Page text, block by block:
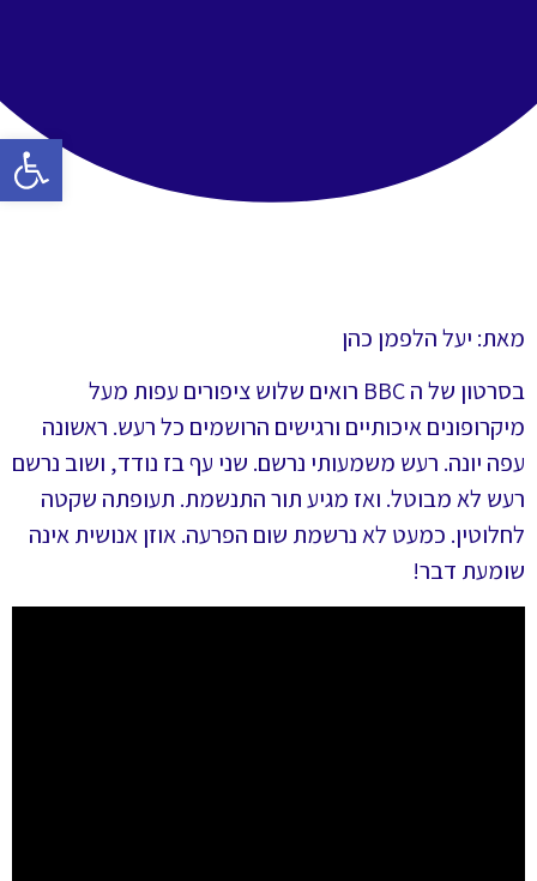
פתח
מאת: יעל הלפמן כהן
בסרטון של ה BBC רואים שלוש ציפורים עפות מעל
מיקרופונים איכותיים ורגישים הרושמים כל רעש. ראשונה
עפה יונה. רעש משמעותי נרשם. שני עף בז נודד, ושוב נרשם
רעש לא מבוטל. ואז מגיע תור התנשמת. תעופתה שקטה
לחלוטין. כמעט לא נרשמת שום הפרעה. אוזן אנושית אינה
שומעת דבר!